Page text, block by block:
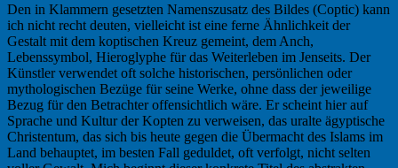
Den in Klammern gesetzten Namenszusatz des Bildes (Coptic) kann
ich nicht recht deuten, vielleicht ist eine ferne Ähnlichkeit der
Gestalt mit dem koptischen Kreuz gemeint, dem Anch,
Lebenssymbol, Hieroglyphe für das Weiterleben im Jenseits. Der
Künstler verwendet oft solche historischen, persönlichen oder
mythologischen Bezüge für seine Werke, ohne dass der jeweilige
Bezug für den Betrachter offensichtlich wäre. Er scheint hier auf
Sprache und Kultur der Kopten zu verweisen, das uralte ägyptische
Christentum, das sich bis heute gegen die Übermacht des Islams im
Land behauptet, im besten Fall geduldet, oft verfolgt, nicht selten